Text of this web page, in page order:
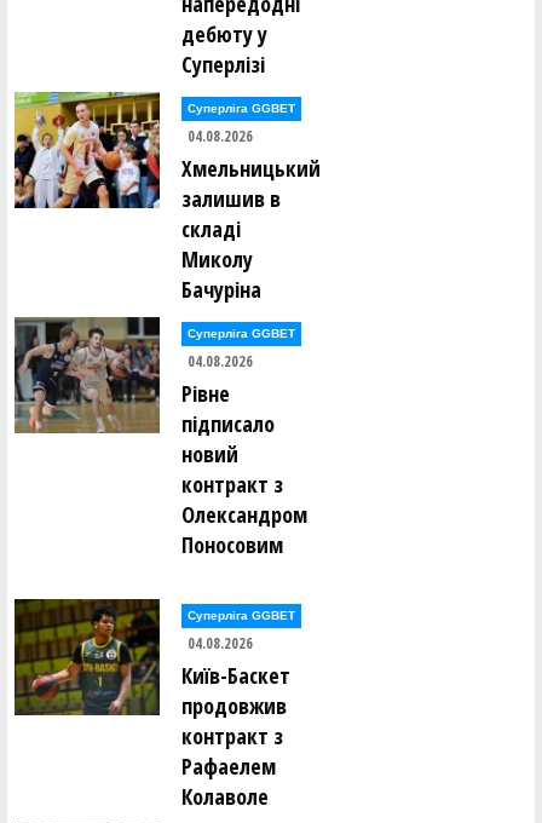
дебюту у
Суперлізі
Суперліга GGBET
04.08.2026
Хмельницький
залишив в
складі
Миколу
Бачуріна
Суперліга GGBET
04.08.2026
Рівне
підписало
новий
контракт з
Олександром
Поносовим
Суперліга GGBET
04.08.2026
Київ-Баскет
продовжив
контракт з
Рафаелем
Колаволе